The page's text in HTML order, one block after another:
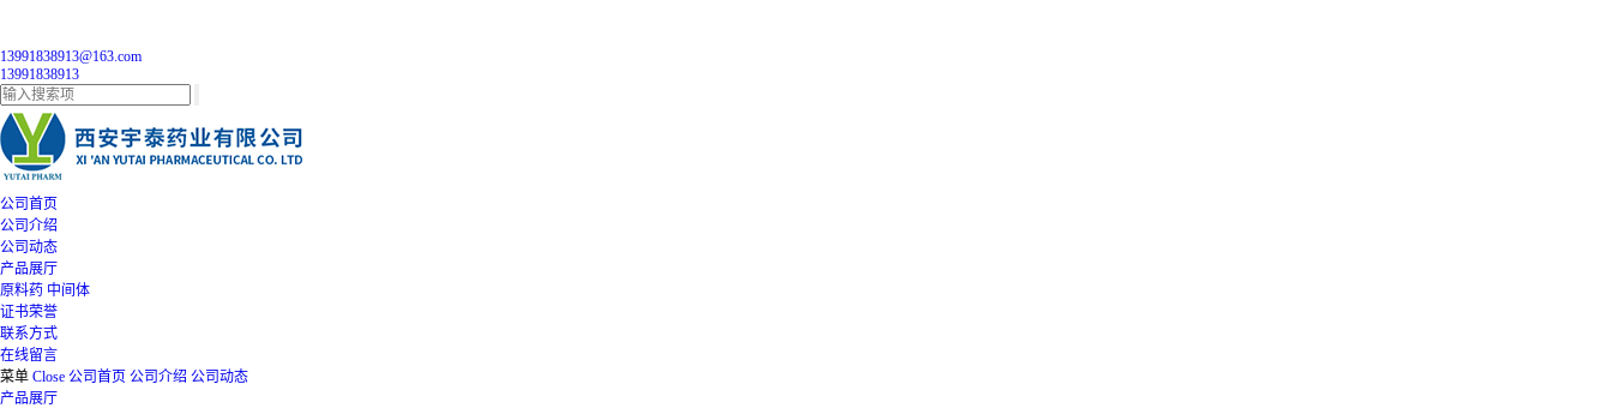
13991838913@163.com
13991838913
公司首页
公司介绍
公司动态
产品展厅
原料药 中间体
证书荣誉
联系方式
在线留言
菜单 Close 公司首页 公司介绍 公司动态
产品展厅